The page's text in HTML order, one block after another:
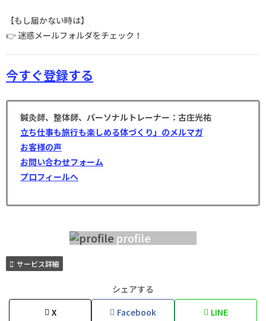
【もし届かない時は】
👉 迷惑メールフォルダをチェック！
今すぐ登録する
鍼灸師、整体師、パーソナルトレーナー：古庄光祐
立ち仕事も旅行も楽しめる体づくり」のメルマガ
お客様の声
お問い合わせフォーム
プロフィールへ
profile
サービス詳細
シェアする
X
Facebook LINE